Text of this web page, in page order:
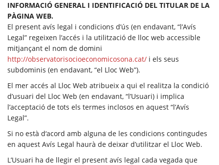
INFORMACIÓ GENERAL I IDENTIFICACIÓ DEL TITULAR DE LA
PÀGINA WEB.
El present avís legal i condicions d’ús (en endavant, “l’Avís
Legal” regeixen l’accés i la utilització de lloc web accessible
mitjançant el nom de domini
http://observatorisocioeconomicosona.cat/ i els seus
subdominis (en endavant, “el Lloc Web”).
El mer accés al Lloc Web atribueix a qui el realitza la condició
d’usuari del Lloc Web (en endavant, “l’Usuari) i implica
l’acceptació de tots els termes inclosos en aquest “l’Avís
Legal”.
Si no està d‘acord amb alguna de les condicions contingudes
en aquest Avís Legal haurà de deixar d’utilitzar el Lloc Web.
L’Usuari ha de llegir el present avís legal cada vegada que